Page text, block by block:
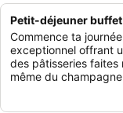
Petit-déjeuner
Commence ta
exceptionnel offrant
des pâtisseries faites
même du